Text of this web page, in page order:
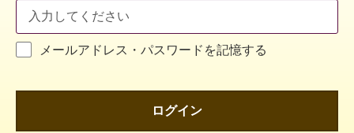
メールアドレス・パスワードを記憶する
ログイン